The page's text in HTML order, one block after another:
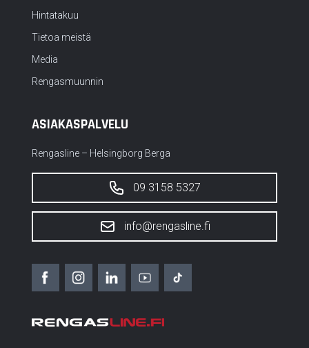
Hintatakuu
Tietoa meistä
Media
Rengasmuunnin
ASIAKASPALVELU
Rengasline – Helsingborg Berga
09 3158 5327
info@rengasline.fi